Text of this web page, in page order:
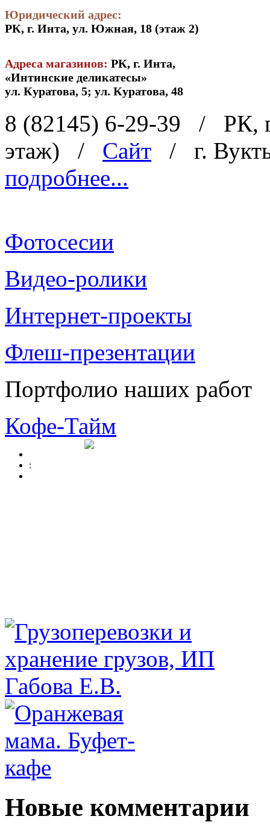
Юридический адрес:
РК, г. Инта, ул. Южная, 18 (этаж 2)
Адреса магазинов: РК, г. Инта,
«Интинские деликатесы»
ул. Куратова, 5; ул. Куратова, 48
8 (82145) 6-29-39 /
РК,
этаж)
/ Сайт /
г.
подробнее...
Фотосесии
Видео-ролики
Интернет-проекты
Флеш-презентации
Портфолио наших работ
Кофе-Тайм
:
Новые комментарии